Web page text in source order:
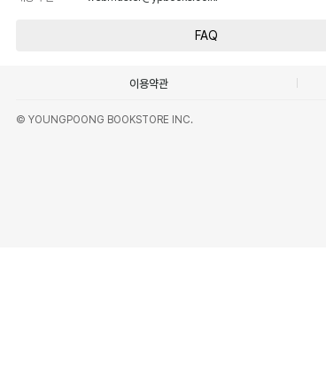
FAQ
이용약관
© YOUNGPOONG BOOKSTORE INC.